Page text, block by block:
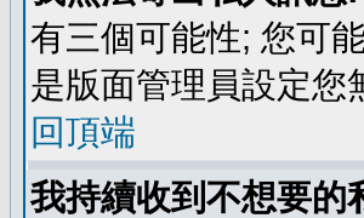
有三個可能性; 您可
是版面管理員設定您
回頂端
我持續收到不想要的